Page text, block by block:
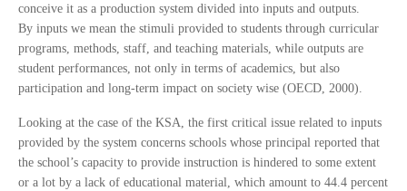
conceive it as a production system divided into inputs and outputs.
By inputs we mean the stimuli provided to students through curricular
programs, methods, staff, and teaching materials, while outputs are
student performances, not only in terms of academics, but also
participation and long-term impact on society wise (OECD, 2000).
Looking at the case of the KSA, the first critical issue related to inputs
provided by the system concerns schools whose principal reported that
the school’s capacity to provide instruction is hindered to some extent
or a lot by a lack of educational material, which amount to 44.4 percent